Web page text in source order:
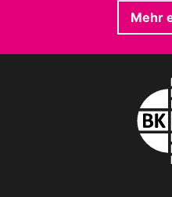
Mehr